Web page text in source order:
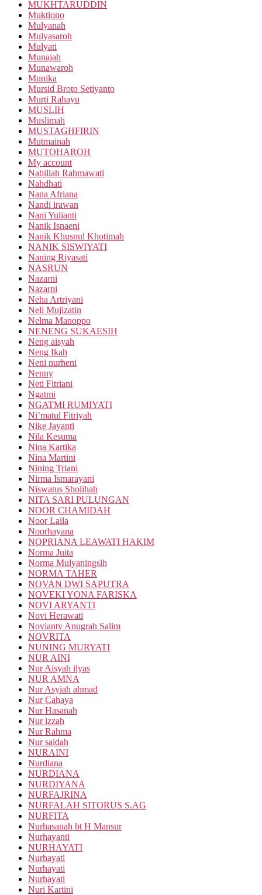
MUKHTARUDDIN
Muktiono
Mulyanah
Mulyasaroh
Mulyati
Munajah
Munawaroh
Munika
Mursid Broto Setiyanto
Murti Rahayu
MUSLIH
Muslimah
MUSTAGHFIRIN
Mutmainah
MUTOHAROH
My account
Nabillah Rahmawati
Nahdhati
Nana Afriana
Nandi irawan
Nani Yulianti
Nanik Isnaeni
Nanik Khusnul Khotimah
NANIK SISWIYATI
Naning Riyasati
NASRUN
Nazarni
Nazarni
Neha Artriyani
Neli Mujizatin
Nelma Manoppo
NENENG SUKAESIH
Neng aisyah
Neng Ikah
Neni nurheni
Nenny
Neti Fitriani
Ngatmi
NGATMI RUMIYATI
Ni’matul Fitriyah
Nike Jayanti
Nila Kesuma
Nina Kartika
Nina Martini
Nining Triani
Nirma Ismarayani
Niswatus Sholihah
NITA SARI PULUNGAN
NOOR CHAMIDAH
Noor Laila
Noorhayana
NOPRIANA LEAWATI HAKIM
Norma Juita
Norma Mulyaningsih
NORMA TAHER
NOVAN DWI SAPUTRA
NOVEKI YONA FARISKA
NOVI ARYANTI
Novi Herawati
Novianty Anugrah Salim
NOVRITA
NUNING MURYATI
NUR AINI
Nur Aisyah ilyas
NUR AMNA
Nur Asyiah ahmad
Nur Cahaya
Nur Hasanah
Nur izzah
Nur Rahma
Nur saidah
NURAINI
Nurdiana
NURDIANA
NURDIYANA
NURFAJRINA
NURFALAH SITORUS S.AG
NURFITA
Nurhasanah bt H Mansur
Nurhayanti
NURHAYATI
Nurhayati
Nurhayati
Nurhayati
Nuri Kartini